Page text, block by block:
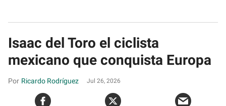
Isaac del Toro el ciclista
mexicano que conquista Europa
Ricardo Rodríguez Jul 26, 2026